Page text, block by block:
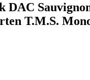
DAC
T.M.S.